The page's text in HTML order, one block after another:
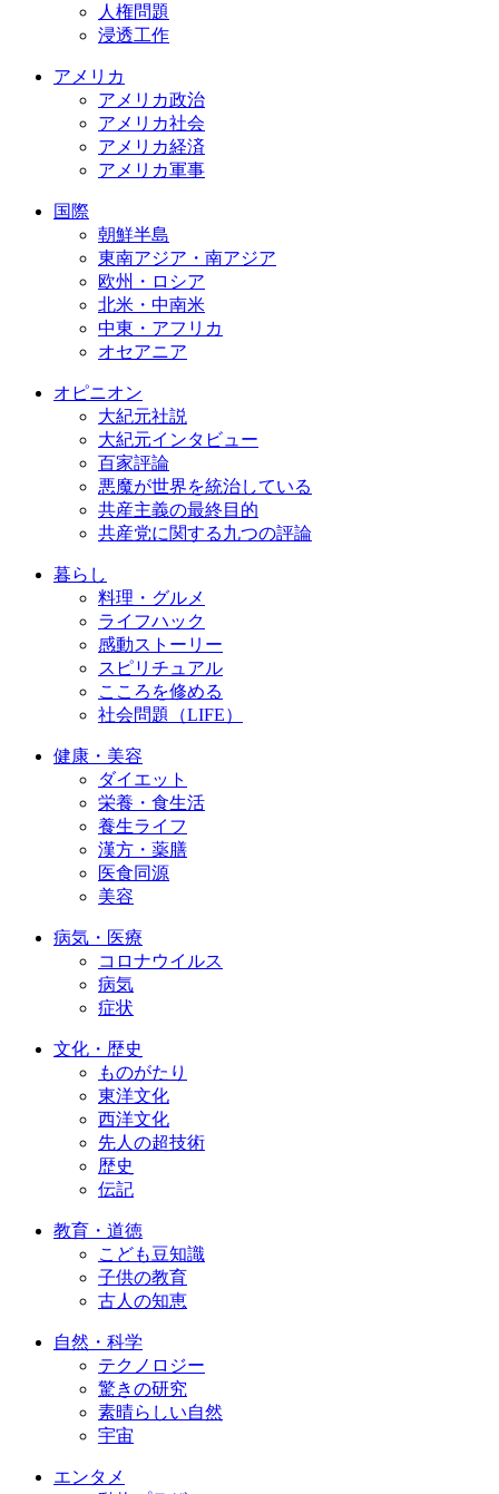
人権問題
浸透工作
アメリカ
アメリカ政治
アメリカ社会
アメリカ経済
アメリカ軍事
国際
朝鮮半島
東南アジア・南アジア
欧州・ロシア
北米・中南米
中東・アフリカ
オセアニア
オピニオン
大紀元社説
大紀元インタビュー
百家評論
悪魔が世界を統治している
共産主義の最終目的
共産党に関する九つの評論
暮らし
料理・グルメ
ライフハック
感動ストーリー
スピリチュアル
こころを修める
社会問題（LIFE）
健康・美容
ダイエット
栄養・食生活
養生ライフ
漢方・薬膳
医食同源
美容
病気・医療
コロナウイルス
病気
症状
文化・歴史
ものがたり
東洋文化
西洋文化
先人の超技術
歴史
伝記
教育・道徳
こども豆知識
子供の教育
古人の知恵
自然・科学
テクノロジー
驚きの研究
素晴らしい自然
宇宙
エンタメ